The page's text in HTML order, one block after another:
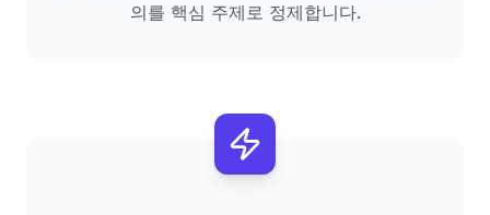
의를 핵심 주제로 정제합니다.